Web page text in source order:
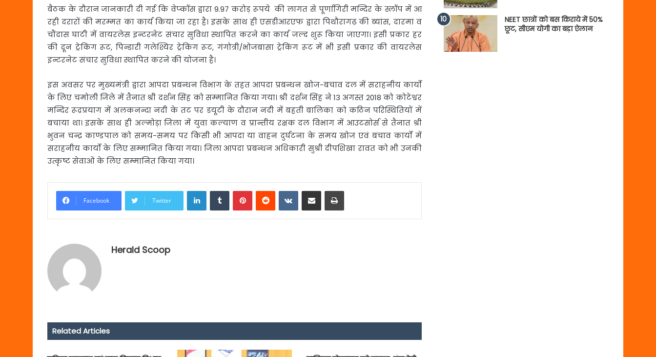
बैठक के दौरान जानकारी दी गई कि वेप्कॉस द्वारा 9.97 करोड़ रूपये की लागत से पूर्णागिरी मन्दिर के स्लॉप में आ
रही दरारों की मरम्मत का कार्य किया जा रहा है। इसके साथ ही एसडीआरएफ द्वारा पिथौरागढ़ की ब्यांस, दारमा व
चौंदास घाटी में वायरलेस इन्टरनेट संचार सुविधा स्थापित करने का कार्य जल्द शुरू किया जाएगा। इसी प्रकार हर
की दून ट्रेकिंग रूट, पिन्डारी गलेश्यिर ट्रेकिंग रूट, गंगोत्री/भोजबासा ट्रेकिंग रूट में भी इसी प्रकार की वायरलेस
इन्टरनेट संचार सुविधा स्थापित करने की योजना है।
इस अवसर पर मुख्यमंत्री द्वारा आपदा प्रबन्धन विभाग के तहत आपदा प्रबन्धन खोज-बचाव दल में सराहनीय कार्यो
के लिए चमोली जिले में तैनात श्री दर्शन सिंह को सम्मानित किया गया। श्री दर्शन सिंह ने 13 अगस्त 2018 को कोटेश्वर
मन्दिर रूद्रप्रयाग में अलकनन्दा नदी के तट पर डयूटी के दौरान नदी में बहती बालिका को कठिन परिस्थितियों में
बचाया था। इसके साथ ही अल्मोड़ा जिला में युवा कल्याण व प्रान्तीय रक्षक दल विभाग में आउटसोर्स से तैनात श्री
भुवन चन्द्र काण्डपाल को समय-समय पर किसी भी आपदा या वाहन दुर्घटना के समय खोज एवं बचाव कार्यो में
सराहनीय कार्यो के लिए सम्मानित किया गया। जिला आपदा प्रबन्धन अधिकारी सुश्री दीपशिखा रावत को भी उनकी
उत्कृष्ट सेवाओं के लिए सम्मानित किया गया।
Facebook Twitter
LinkedInTumblrPinterestReddit VKontakte
Share via Email Print
Herald Scoop
Related Articles
NEET छात्रों को बस किराये में 50%
छूट, सीएम योगी का बड़ा ऐलान